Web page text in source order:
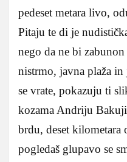
pedeset metara livo,
Pitaju te di je
nego da ne bi
nistrmo, javna plaža
se vrate, pokazuju ti
kozama Andriju
brdu, deset
pogledaš glupavo se